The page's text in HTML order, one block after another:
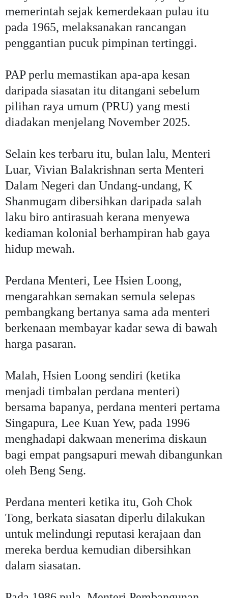
memerintah sejak kemerdekaan pulau itu
pada 1965, melaksanakan rancangan
penggantian pucuk pimpinan tertinggi.
PAP perlu memastikan apa-apa kesan
daripada siasatan itu ditangani sebelum
pilihan raya umum (PRU) yang mesti
diadakan menjelang November 2025.
Selain kes terbaru itu, bulan lalu, Menteri
Luar, Vivian Balakrishnan serta Menteri
Dalam Negeri dan Undang-undang, K
Shanmugam dibersihkan daripada salah
laku biro antirasuah kerana menyewa
kediaman kolonial berhampiran hab gaya
hidup mewah.
Perdana Menteri, Lee Hsien Loong,
mengarahkan semakan semula selepas
pembangkang bertanya sama ada menteri
berkenaan membayar kadar sewa di bawah
harga pasaran.
Malah, Hsien Loong sendiri (ketika
menjadi timbalan perdana menteri)
bersama bapanya, perdana menteri pertama
Singapura, Lee Kuan Yew, pada 1996
menghadapi dakwaan menerima diskaun
bagi empat pangsapuri mewah dibangunkan
oleh Beng Seng.
Perdana menteri ketika itu, Goh Chok
Tong, berkata siasatan diperlu dilakukan
untuk melindungi reputasi kerajaan dan
mereka berdua kemudian dibersihkan
dalam siasatan.